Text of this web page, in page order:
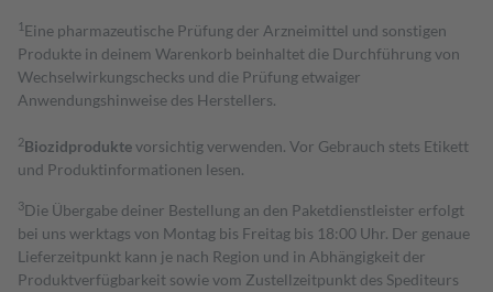
1 Eine pharmazeutische Prüfung der Arzneimittel und sonstigen
Produkte in deinem Warenkorb beinhaltet die Durchführung von
Wechselwirkungschecks und die Prüfung etwaiger
Anwendungshinweise des Herstellers.
2Biozidproduktevorsichtig verwenden. Vor Gebrauch stets Etikett
und Produktinformationen lesen.
3Die Übergabe deiner Bestellung an den Paketdienstleister erfolgt
bei uns werktags von Montag bis Freitag bis 18:00 Uhr. Der genaue
Lieferzeitpunkt kann je nach Region und in Abhängigkeit der
Produktverfügbarkeit sowie vom Zustellzeitpunkt des Spediteurs